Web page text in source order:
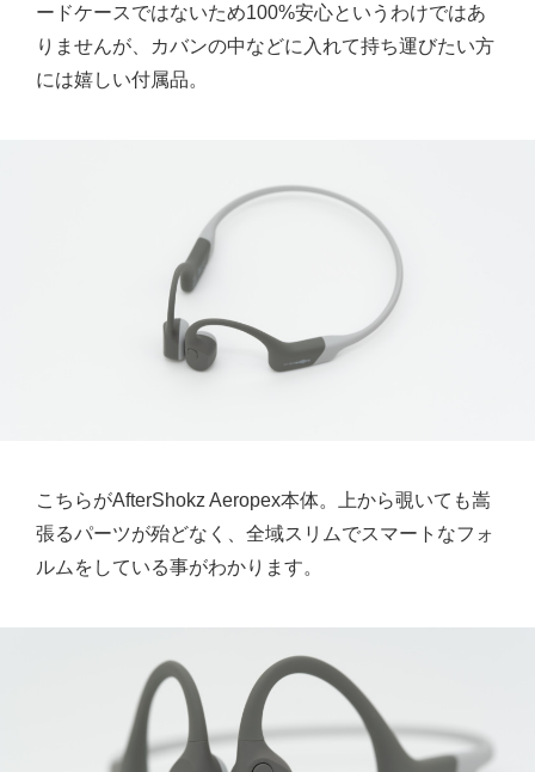
ードケースではないため100%安心というわけではあ
りませんが、カバンの中などに入れて持ち運びたい方
には嬉しい付属品。
こちらがAfterShokz Aeropex本体。上から覗いても嵩
張るパーツが殆どなく、全域スリムでスマートなフォ
ルムをしている事がわかります。